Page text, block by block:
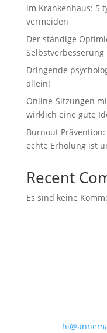
im Krankenhaus: 5
vermeiden
Der ständige
Dringende
allein!
Online-Sitzungen
wirklich eine gute
Burnout
echte Erholung ist
Recent
Es sind keine